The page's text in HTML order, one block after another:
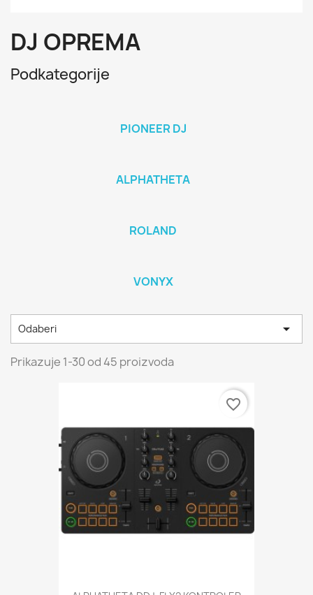
DJ OPREMA
Podkategorije
PIONEER DJ
ALPHATHETA
ROLAND
VONYX
Odaberi 
Prikazuje 1-30 od 45 proizvoda
favorite_border